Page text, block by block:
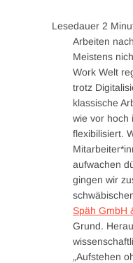
Lesedauer 2
Arbeiten
Meistens
Work Welt
trotz
klassische
wie vor hoch
flexibilisiert.
aufwachen
gingen wir
Späh GmbH
Grund.
„Aufstehen